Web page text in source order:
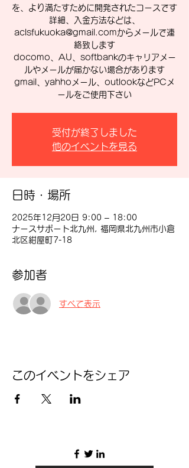
を、より満たすために開発されたコースです
詳細、入金方法などは、
aclsfukuoka@gmail.comからメールで連
絡致します
docomo、AU、softbankのキャリアメー
ルやメールが届かない場合があります
gmail、yahhoメール、outlookなどPCメ
ールをご使用下さい
受付が終了しました
他のイベントを見る
日時・場所
2025年12月20日 9:00 – 18:00
ナースサポート北九州, 福岡県北九州市小倉
北区紺屋町7-18
参加者
すべて表示
このイベントをシェア